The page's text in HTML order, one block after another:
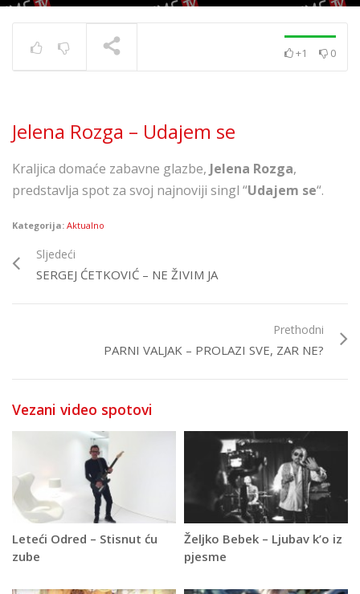
Zaprešić Boys feat.
+1 0
Jelena Rozga – Udajem se
Kraljica domaće zabavne glazbe, Jelena Rozga,
predstavlja spot za svoj najnoviji singl “Udajem se“.
Kategorija: Aktualno
Sljedeći
SERGEJ ĆETKOVIĆ – NE ŽIVIM JA
Prethodni
PARNI VALJAK – PROLAZI SVE, ZAR NE?
Vezani video spotovi
Leteći Odred – Stisnut ću
zube
Željko Bebek – Ljubav k’o iz
pjesme